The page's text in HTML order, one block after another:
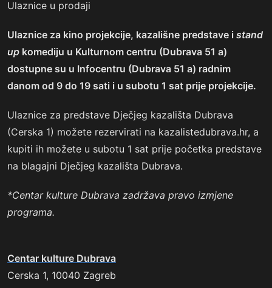
Ulaznice u prodaji
Ulaznice za kino projekcije, kazališne predstave i stand
up komediju u Kulturnom centru (Dubrava 51 a)
dostupne su u Infocentru (Dubrava 51 a) radnim
danom od 9 do 19 sati i u subotu 1 sat prije projekcije.
Ulaznice za predstave Dječjeg kazališta Dubrava
(Cerska 1) možete rezervirati na kazalistedubrava.hr, a
kupiti ih možete u subotu 1 sat prije početka predstave
na blagajni Dječjeg kazališta Dubrava.
*Centar kulture Dubrava zadržava pravo izmjene
programa.
Centar kulture Dubrava
Cerska 1, 10040 Zagreb